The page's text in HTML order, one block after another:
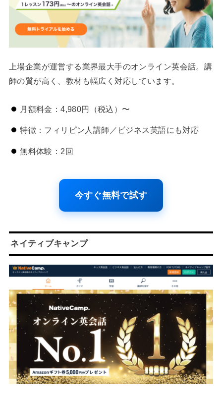
上場企業が運営する業界最大手のオンライン英会話。講
師の質が高く、教材も幅広く対応しています。
月額料金：4,980円（税込）〜
特徴：フィリピン人講師／ビジネス英語にも対応
無料体験：2回
今すぐ無料で試す
ネイティブキャンプ